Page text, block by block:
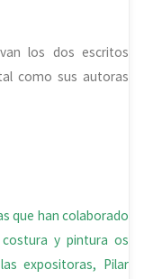
los dos escritos
como sus autoras
que han colaborado
y pintura os
expositoras, Pilar